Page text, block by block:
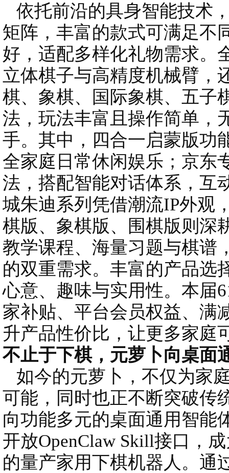
依托前沿的具身智能技术
矩阵，丰富的款式可满足不
好，适配多样化礼物需求。
立体棋子与高精度机械臂，
棋、象棋、国际象棋、五子
法，玩法丰富且操作简单，
手。其中，四合一启蒙版功
全家庭日常休闲娱乐；京东
法，搭配智能对话体系，互
城朱迪系列凭借潮流IP外观
棋版、象棋版、围棋版则深
教学课程、海量习题与棋谱
的双重需求。丰富的产品选
心意、趣味与实用性。本届
家补贴、平台会员权益、满
升产品性价比，让更多家庭
不止于下棋，元萝卜向桌面
如今的元萝卜，不仅为家
可能，同时也正不断突破传
向功能多元的桌面通用智能
开放OpenClaw Skill接口，
的量产家用下棋机器人。通